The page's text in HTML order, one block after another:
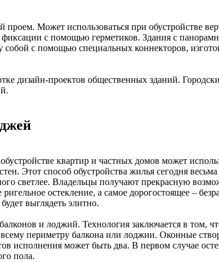
Может использоваться при обустройстве
с помощью герметиков. Здания с
с помощью специальных коннекторов,
дизайн-проектов общественных зданий.
квартир и частных домов может
Этот способ обустройства жилья сегодня
светлее. Владельцы получают прекрасную
остекление, а самое дорогостоящее –
выглядеть элитно.
и лоджий. Технология заключается в том,
периметру балкона или лоджии. Оконные
исполнения может быть два. В первом случае
пола.